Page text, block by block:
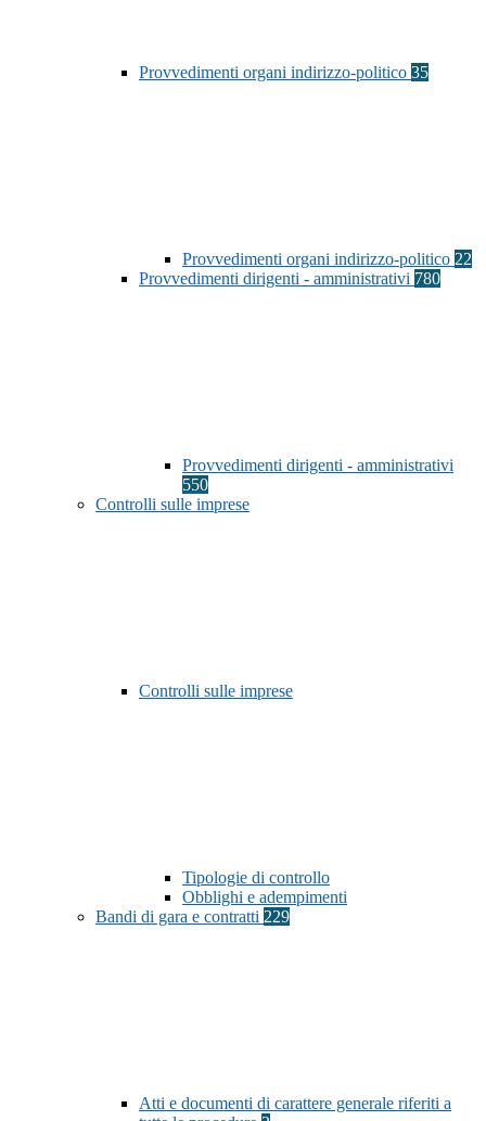
Provvedimenti organi indirizzo-politico 35
Provvedimenti organi indirizzo-politico 22
Provvedimenti dirigenti - amministrativi 780
Provvedimenti dirigenti - amministrativi
550
Controlli sulle imprese
Controlli sulle imprese
Tipologie di controllo
Obblighi e adempimenti
Bandi di gara e contratti 229
Atti e documenti di carattere generale riferiti a